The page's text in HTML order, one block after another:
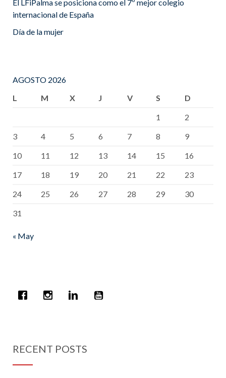
El LFiPalma se posiciona como el 7º mejor colegio
internacional de España
Día de la mujer
AGOSTO 2026
L
M X J V S
D
1
2
3
4 5 6 7 8
9
10
11 12 13 14 15
16
17
18 19 20 21 22
23
24
25 26 27 28 29
30
31
« May
RECENT POSTS